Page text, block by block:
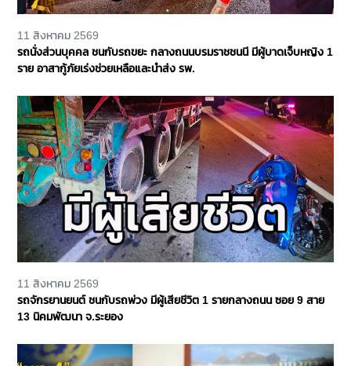
11 สิงหาคม 2569
รถนั่งส่วนบุคคล ชนกับรถขยะ กลางถนนบรมราชชนนี มีผู้บาดเจ็บหญิง 1
ราย อาสากู้ภัยเร่งช่วยเหลือและนำส่ง รพ.
11 สิงหาคม 2569
รถจักรยานยนต์ ชนกับรถพ่วง มีผู้เสียชีวิต 1 รายกลางถนน ซอย 9 สาย
13 นิคมพัฒนา จ.ระยอง